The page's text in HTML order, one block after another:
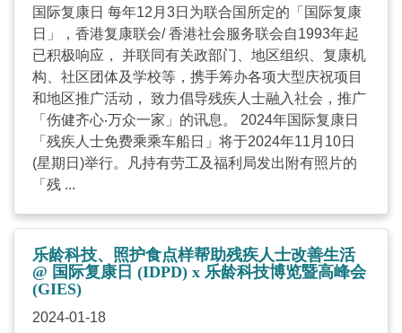
国际复康日 每年12月3日为联合国所定的「国际复康
日」，香港复康联会/ 香港社会服务联会自1993年起
已积极响应， 并联同有关政部门、地区组织、复康机
构、社区团体及学校等，携手筹办各项大型庆祝项目
和地区推广活动， 致力倡导残疾人士融入社会，推广
「伤健齐心‧万众一家」的讯息。 2024年国际复康日
「残疾人士免费乘乘车船日」将于2024年11月10日
(星期日)举行。凡持有劳工及福利局发出附有照片的
「残 ...
乐龄科技、照护食点样帮助残疾人士改善生活
@ 国际复康日 (IDPD) x 乐龄科技博览暨高峰会
(GIES)
2024-01-18